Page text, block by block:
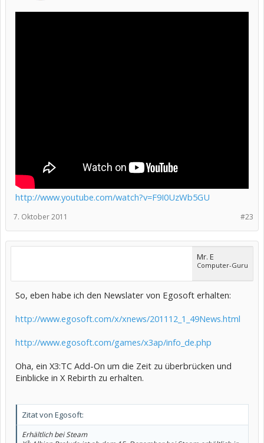
http://www.youtube.com/watch?v=F9I0UzWb5GU
#23
7. Oktober 2011
Mr. E
Computer-Guru
So, eben habe ich den Newslater von Egosoft erhalten:
http://www.egosoft.com/x/xnews/201112_1_49News.html
http://www.egosoft.com/games/x3ap/info_de.php
Oha, ein X3:TC Add-On um die Zeit zu überbrücken und
Einblicke in X Rebirth zu erhalten.
Zitat von Egosoft:
Erhältlich bei Steam